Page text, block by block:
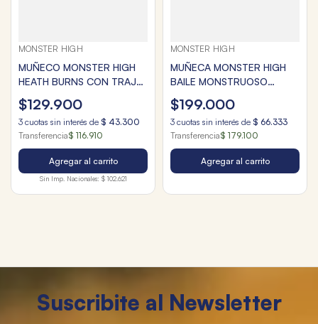
MONSTER HIGH
MUÑECO MONSTER HIGH
HEATH BURNS CON TRAJE
DE BAÑO Y ACCESORIOS
$129.900
3 cuotas sin interés de $ 43.300
Transferencia$ 116.910
Agregar al carrito
Sin Imp. Nacionales: $ 102.621
MONSTER HIGH
MUÑECA MONSTER HIGH
BAILE MONSTRUOSO
LAGOONA
$199.000
3 cuotas sin interés de $ 66.333
Transferencia$ 179.100
Agregar al carrito
Suscribite al Newsletter